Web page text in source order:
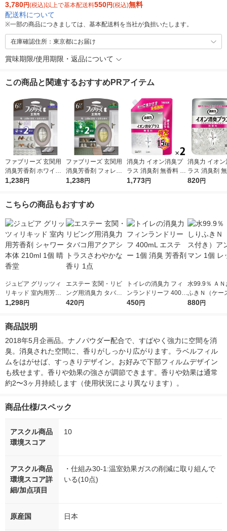
3,780円(税込)以上で基本配送料550円(税込)無料
配送料について
※一部の商品につきましては、基本配送料を当社が負担いたします。
在庫確認住所：東京都にお届け
賞味期限/使用期限・返品について
この商品と関連するおすすめPRアイテム
ファブリーズ 玄関用
消臭芳香剤 ホワイト
ムスクの香り 7mL 1
1,238円
ファブリーズ 玄関用
消臭芳香剤 フォレス
ト＆シダーウッドの香
1,238円
消臭力 イオン消臭プ
ラス 消臭剤 無香料 詰
め替え 特大 1.5kg 2個
1,773円
消臭力 イオン
ラス 消臭剤
体 320g 2個
820円
こちらの商品もおすすめ
ジュピア グリッツィ
リキッド 室内用芳香
剤 シャワー 本体 210
1,298円
エステー 玄関・リビ
ング用消臭力 タバコ
用アクアシトラスさわ
420円
トイレの消臭力 フィ
ンランドリーフ 400m
L エステー 1個 消臭
450円
水99.9％ ＡＮ
ふきＮ（ケー
アンパンマン
880円
商品説明
2018年5月企画品。ナノパウダー配合で、すばやく強力に空間を消
臭。消臭された空間に、香りがしっかり広がります。ラベルフィル
ムをはがせば、すっきりデザイン。お好みで下部フィルムデザイン
も残せます。香りや効果の強さが調節できます。香りや効果は通常
約2〜3ヶ月持続します（使用状況により異なります）。
商品仕様/スペック
アスクル商品
環境スコア
10
アスクル商品
環境スコア詳
細/加点項目
・仕組み30-1:温室効果ガスの削減に取り組んで
いる(10点)
原産国 日本